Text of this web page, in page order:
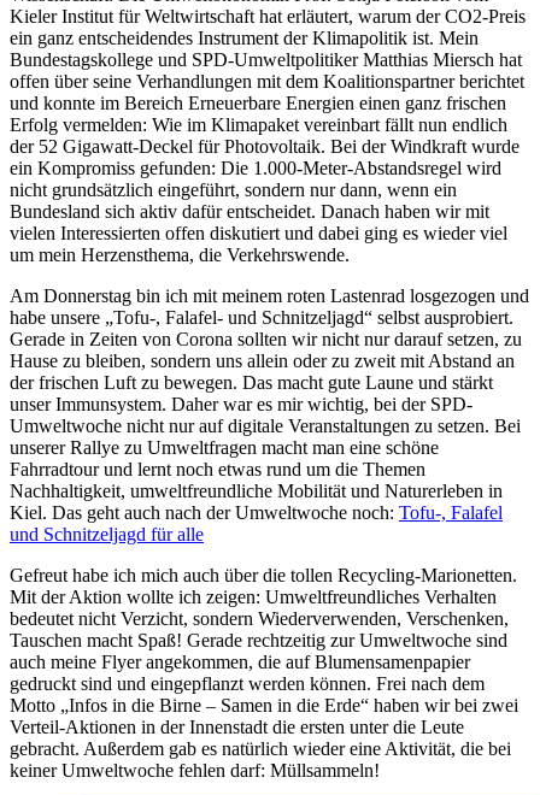
Kieler Institut für Weltwirtschaft hat erläutert, warum der CO2-Preis
ein ganz entscheidendes Instrument der Klimapolitik ist. Mein
Bundestagskollege und SPD-Umweltpolitiker Matthias Miersch hat
offen über seine Verhandlungen mit dem Koalitionspartner berichtet
und konnte im Bereich Erneuerbare Energien einen ganz frischen
Erfolg vermelden: Wie im Klimapaket vereinbart fällt nun endlich
der 52 Gigawatt-Deckel für Photovoltaik. Bei der Windkraft wurde
ein Kompromiss gefunden: Die 1.000-Meter-Abstandsregel wird
nicht grundsätzlich eingeführt, sondern nur dann, wenn ein
Bundesland sich aktiv dafür entscheidet. Danach haben wir mit
vielen Interessierten offen diskutiert und dabei ging es wieder viel
um mein Herzensthema, die Verkehrswende.
Am Donnerstag bin ich mit meinem roten Lastenrad losgezogen und
habe unsere „Tofu-, Falafel- und Schnitzeljagd“ selbst ausprobiert.
Gerade in Zeiten von Corona sollten wir nicht nur darauf setzen, zu
Hause zu bleiben, sondern uns allein oder zu zweit mit Abstand an
der frischen Luft zu bewegen. Das macht gute Laune und stärkt
unser Immunsystem. Daher war es mir wichtig, bei der SPD-
Umweltwoche nicht nur auf digitale Veranstaltungen zu setzen. Bei
unserer Rallye zu Umweltfragen macht man eine schöne
Fahrradtour und lernt noch etwas rund um die Themen
Nachhaltigkeit, umweltfreundliche Mobilität und Naturerleben in
Kiel. Das geht auch nach der Umweltwoche noch: Tofu-, Falafel
und Schnitzeljagd für alle
Gefreut habe ich mich auch über die tollen Recycling-Marionetten.
Mit der Aktion wollte ich zeigen: Umweltfreundliches Verhalten
bedeutet nicht Verzicht, sondern Wiederverwenden, Verschenken,
Tauschen macht Spaß! Gerade rechtzeitig zur Umweltwoche sind
auch meine Flyer angekommen, die auf Blumensamenpapier
gedruckt sind und eingepflanzt werden können. Frei nach dem
Motto „Infos in die Birne – Samen in die Erde“ haben wir bei zwei
Verteil-Aktionen in der Innenstadt die ersten unter die Leute
gebracht. Außerdem gab es natürlich wieder eine Aktivität, die bei
keiner Umweltwoche fehlen darf: Müllsammeln!